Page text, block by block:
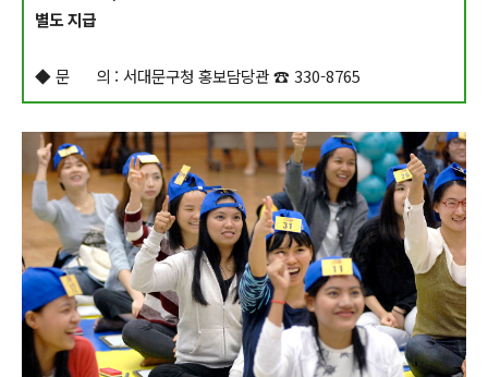
별도 지급
◆ 문 의 : 서대문구청 홍보담당관 ☎ 330-8765